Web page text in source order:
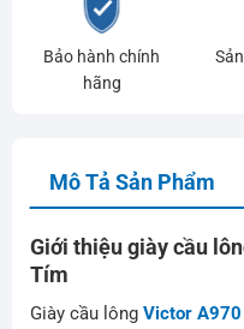
Bảo hành chính
hãng
Mô Tả Sản Phẩm
Giới thiệu giày cầu
Tím
Giày cầu lông Victor